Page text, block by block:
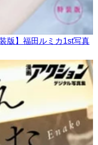
版】福田ルミカ1st写真